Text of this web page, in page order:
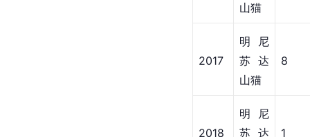
山猫
2017
明尼
苏达
山猫
8
2018
明尼
苏达
1